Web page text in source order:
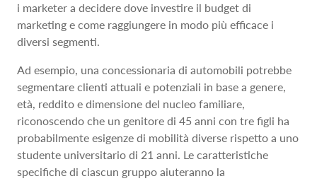
i marketer a decidere dove investire il budget di
marketing e come raggiungere in modo più efficace i
diversi segmenti.
Ad esempio, una concessionaria di automobili potrebbe
segmentare clienti attuali e potenziali in base a genere,
età, reddito e dimensione del nucleo familiare,
riconoscendo che un genitore di 45 anni con tre figli ha
probabilmente esigenze di mobilità diverse rispetto a uno
studente universitario di 21 anni. Le caratteristiche
specifiche di ciascun gruppo aiuteranno la